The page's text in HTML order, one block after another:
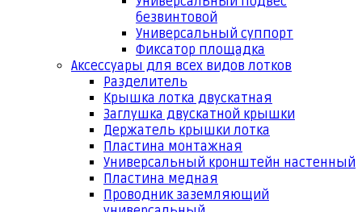
безвинтовой
Универсальный суппорт
Фиксатор площадка
Аксессуары для всех видов лотков
Разделитель
Крышка лотка двускатная
Заглушка двускатной крышки
Держатель крышки лотка
Пластина монтажная
Универсальный кронштейн настенный
Пластина медная
Проводник заземляющий